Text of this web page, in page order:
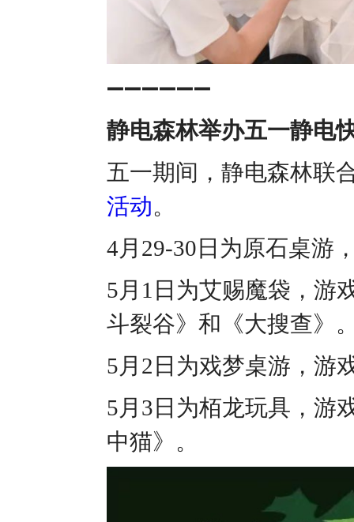
➖➖➖➖➖➖
静电森林举办五一静电
五一期间，静电森林联
活动。
4月29-30日为原石桌游
5月1日为艾赐魔袋，游
斗裂谷》和《大搜查》
5月2日为戏梦桌游，游
5月3日为栢龙玩具，游
中猫》。